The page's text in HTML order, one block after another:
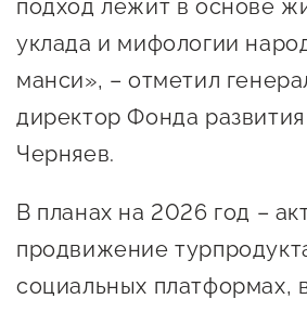
О центре
Календарь
Проекты
Поддержка центра
Истории успеха
Центр инноваций
социальной сферы
Поддержка центра
Календарь
предпринимателей
Истории успеха
Проекты
Центр финансовой
Проекты
Поддержка центра
Истории успеха
Центр инновационно-
креативного
подход лежит в основе
уклада и мифологии
манси», – отметил
директор Фонда
Черняев.
В планах на 2026 год –
продвижение
социальных платформах,